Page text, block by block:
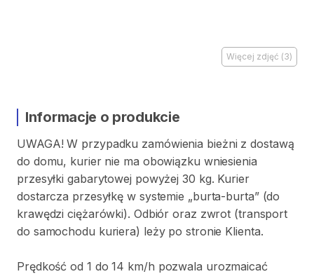
Więcej zdjęć (3)
Informacje o produkcie
UWAGA! W przypadku zamówienia bieżni z dostawą
do domu​,​ kurier nie ma obowiązku wniesienia
przesyłki gabarytowej powyżej 30 kg. Kurier
dostarcza przesyłkę w systemie „burta-burta” (do
krawędzi ciężarówki). Odbiór oraz zwrot (transport
do samochodu kuriera) leży po stronie Klienta.
Prędkość od 1 do 14 km​/​h pozwala urozmaicać